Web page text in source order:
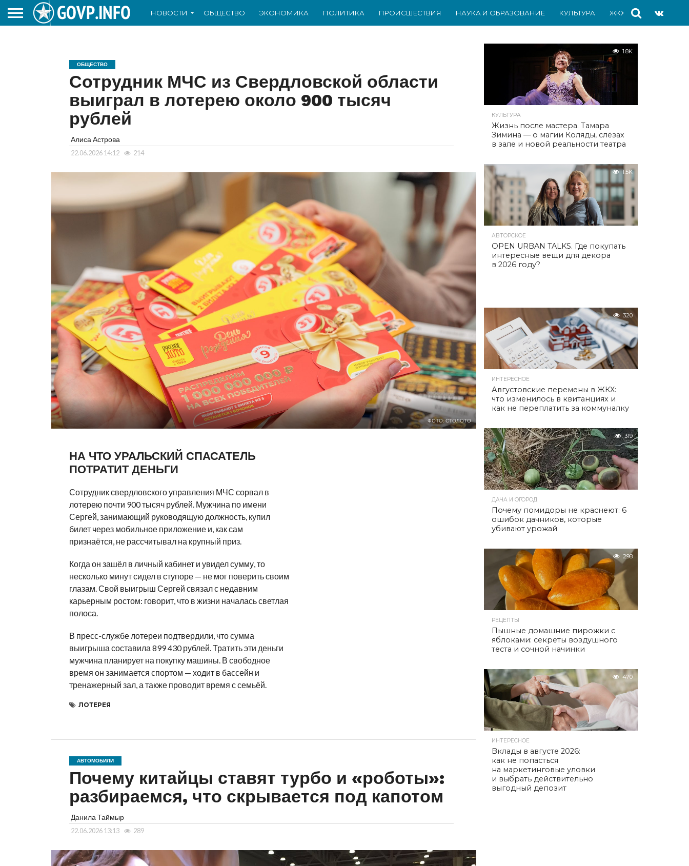
НОВОСТИ ОБЩЕСТВО ЭКОНОМИКА ПОЛИТИКА ПРОИСШЕСТВИЯ НАУКА И ОБРАЗОВАНИЕ КУЛЬТУРА ЖКХ СПОРТ
ОБЩЕСТВО
Сотрудник МЧС из Свердловской области
выиграл в лотерею около 900 тысяч
рублей
Алиса Астрова
22.06.2026 14:12 214
ФОТО: СТОЛОТО
НА ЧТО УРАЛЬСКИЙ СПАСАТЕЛЬ
ПОТРАТИТ ДЕНЬГИ
Сотрудник свердловского управления МЧС сорвал в
лотерею почти 900 тысяч рублей. Мужчина по имени
Сергей, занимающий руководящую должность, купил
билет через мобильное приложение и, как сам
признаётся, не рассчитывал на крупный приз.
Когда он зашёл в личный кабинет и увидел сумму, то
несколько минут сидел в ступоре — не мог поверить своим
глазам. Свой выигрыш Сергей связал с недавним
карьерным ростом: говорит, что в жизни началась светлая
полоса.
В пресс-службе лотереи подтвердили, что сумма
выигрыша составила 899 430 рублей. Тратить эти деньги
мужчина планирует на покупку машины. В свободное
время он занимается спортом — ходит в бассейн и
тренажерный зал, а также проводит время с семьёй.
ЛОТЕРЕЯ
АВТОМОБИЛИ
Почему китайцы ставят турбо и «роботы»:
разбираемся, что скрывается под капотом
Данила Таймыр
22.06.2026 13:13 289
1.8K
КУЛЬТУРА
Жизнь после мастера. Тамара
Зимина — о магии Коляды, слёзах
в зале и новой реальности театра
1.5K
АВТОРСКОЕ
OPEN URBAN TALKS. Где покупать
интересные вещи для декора
в 2026 году?
320
ИНТЕРЕСНОЕ
Августовские перемены в ЖКХ:
что изменилось в квитанциях и
как не переплатить за коммуналку
319
ДАЧА И ОГОРОД
Почему помидоры не краснеют: 6
ошибок дачников, которые
убивают урожай
298
РЕЦЕПТЫ
Пышные домашние пирожки с
яблоками: секреты воздушного
теста и сочной начинки
470
ИНТЕРЕСНОЕ
Вклады в августе 2026:
как не попасться
на маркетинговые уловки
и выбрать действительно
выгодный депозит